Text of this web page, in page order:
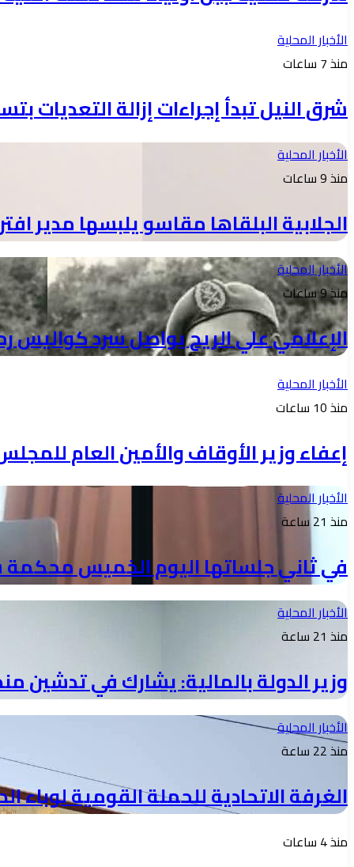
الأخبار المحلية
منذ 7 ساعات
شرق النيل تبدأ إجراءات إزالة التعديات
الأخبار المحلية
منذ 9 ساعات
الجلابية البلقاها مقاسو يلبسها
الأخبار المحلية
منذ 9 ساعات
الإعلامي علي الريح يواصل سرد كواليس
الأخبار المحلية
منذ 10 ساعات
إعفاء وزير الأوقاف والأمين العام
الأخبار المحلية
منذ 21 ساعة
في ثاني جلساتها اليوم الخميس
الأخبار المحلية
منذ 21 ساعة
وزير الدولة بالمالية: يشارك في تدشين
الأخبار المحلية
منذ 22 ساعة
الغرفة الاتحادية للحملة القومية
منذ 4 ساعات